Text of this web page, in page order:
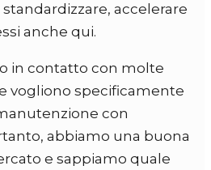
accelerare
anche qui.
in contatto con molte
vogliono specificamente
con
abbiamo una buona
e sappiamo quale